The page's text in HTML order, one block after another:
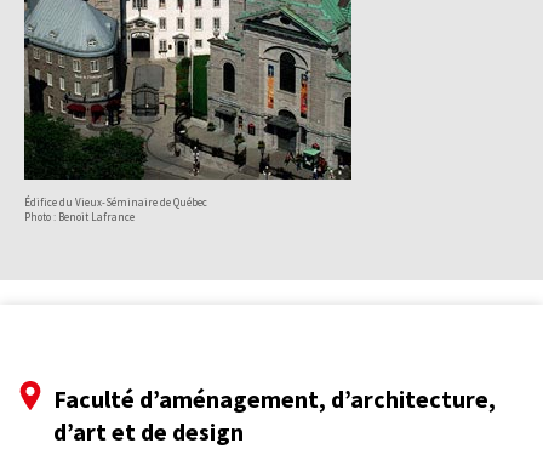
Édifice du Vieux-Séminaire de Québec
Photo : Benoit Lafrance
Faculté d’aménagement, d’architecture,
d’art et de design